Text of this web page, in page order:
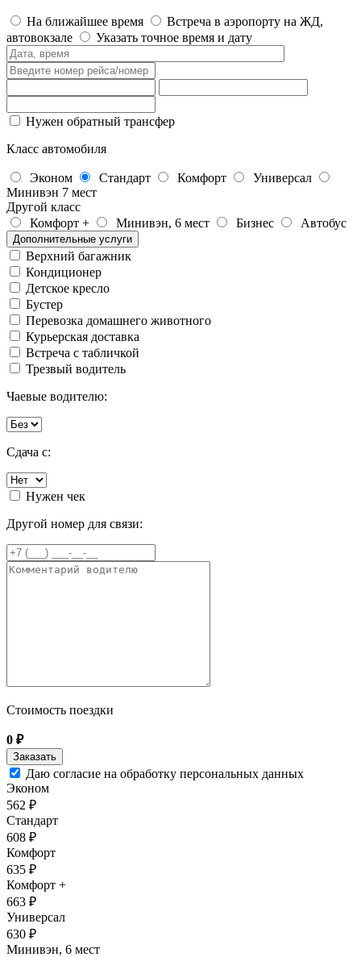
На ближайшее время
Встреча в аэропорту на ЖД,
автовокзале
Указать точное время и дату
Нужен обратный трансфер
Класс автомобиля
Эконом Стандарт Комфорт
Универсал
Минивэн 7 мест
Другой класс
Комфорт +
Минивэн, 6 мест Бизнес Автобус
Дополнительные услуги
Верхний багажник
Кондиционер
Детское кресло
Бустер
Перевозка домашнего животного
Курьерская доставка
Встреча с табличкой
Трезвый водитель
Чаевые водителю:
Сдача с:
Нужен чек
Другой номер для связи:
Стоимость поездки
0 ₽
Даю согласие на обработку персональных данных
Эконом
562 ₽
Стандарт
608 ₽
Комфорт
635 ₽
Комфорт +
663 ₽
Универсал
630 ₽
Минивэн, 6 мест